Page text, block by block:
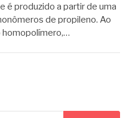
é produzido a partir de uma
de propileno. Ao
homopolímero,…